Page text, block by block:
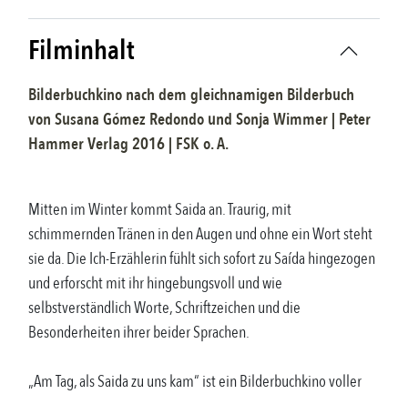
Filminhalt
Bilderbuchkino nach dem gleichnamigen Bilderbuch
vonSusana Gómez Redondo und Sonja Wimmer | Peter
Hammer Verlag 2016 | FSKo. A.
Mitten im Winter kommt Saida an. Traurig, mit
schimmernden Tränen in den Augen und ohne ein Wort steht
sie da. Die Ich-Erzählerin fühlt sich sofort zu Saída hingezogen
und erforscht mit ihr hingebungsvoll und wie
selbstverständlich Worte, Schriftzeichen und die
Besonderheiten ihrer beider Sprachen.
„Am Tag, als Saida zu uns kam“ ist ein Bilderbuchkino voller